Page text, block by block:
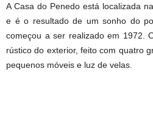
A Casa do Penedo está localizada
e é o resultado de um sonho do
começou a ser realizado em 1972.
rústico do exterior, feito com quatro
pequenos móveis e luz de velas.